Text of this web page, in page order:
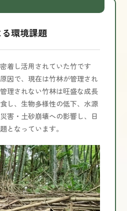
環境課題
着し活用されていた竹です
因で、現在は竹林が管理され
理されない竹林は旺盛な成長
し、生物多様性の低下、水源
害・土砂崩壊への影響し、日
となっています。